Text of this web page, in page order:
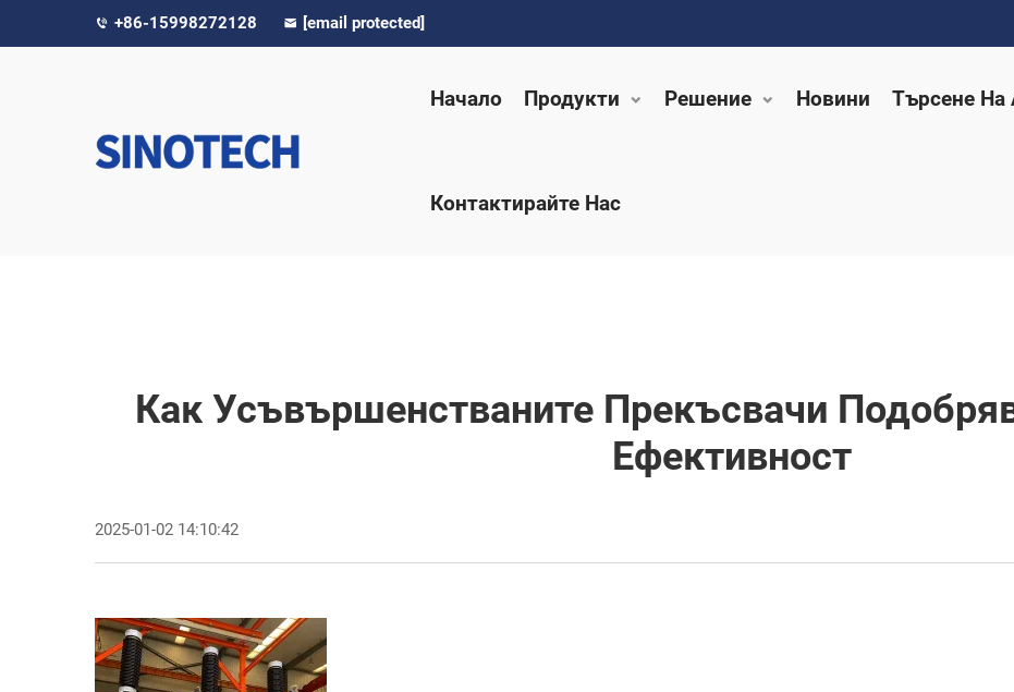
+86-15998272128 [email protected]
Начало Продукти Решение Новини Търсене На
Контактирайте Нас
Как Усъвършенстваните Прекъсвачи
Ефективност
2025-01-02 14:10:42